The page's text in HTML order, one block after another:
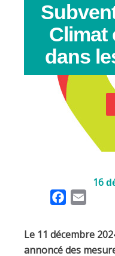
Climat
dans
16
e
i
Le 11 décembre
annoncé des